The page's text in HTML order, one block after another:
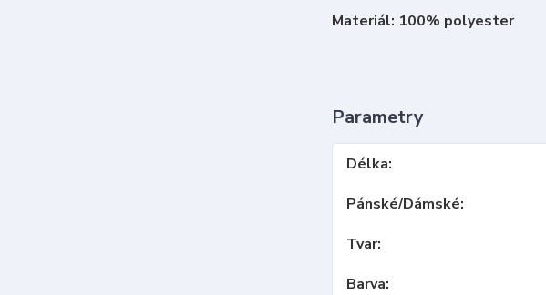
Materiál: 100% polyester
Parametry
Délka
Pánské/Dámské
Tvar
Barva